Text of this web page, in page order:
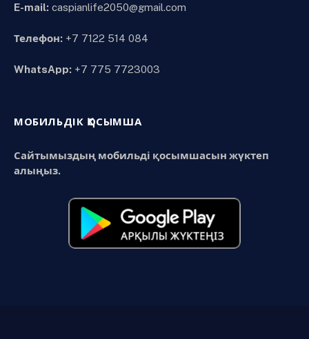
E-mail: caspianlife2050@gmail.com
Телефон: +7 7122 514 084
WhatsApp: +7 775 7723003
МОБИЛЬДІК ҚОСЫМША
Сайтымыздың мобильді қосымшасын жүктеп
алыңыз.